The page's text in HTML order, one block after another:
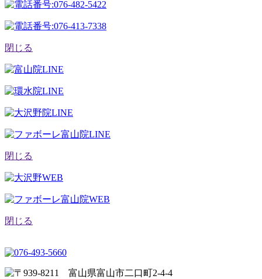
閉じる
閉じる
閉じる